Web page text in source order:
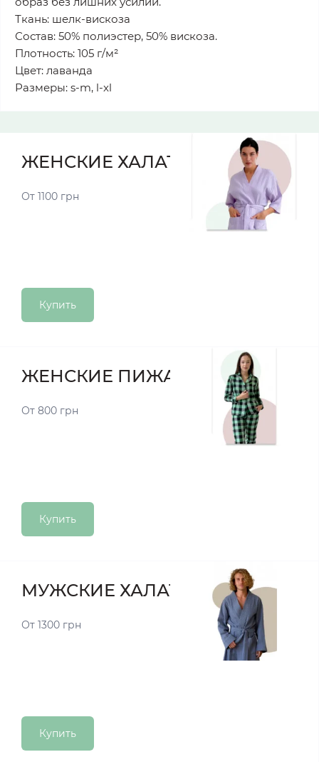
Ткань: шелк-вискоза
Состав: 50% полиэстер, 50% вискоза.
Плотность: 105 г/м²
Цвет: лаванда
Размеры: s-m, l-xl
ЖЕНСКИЕ ХАЛАТЫ
От 1100 грн
Купить
ЖЕНСКИЕ ПИЖАМЫ
От 800 грн
Купить
МУЖСКИЕ ХАЛАТЫ
От 1300 грн
Купить